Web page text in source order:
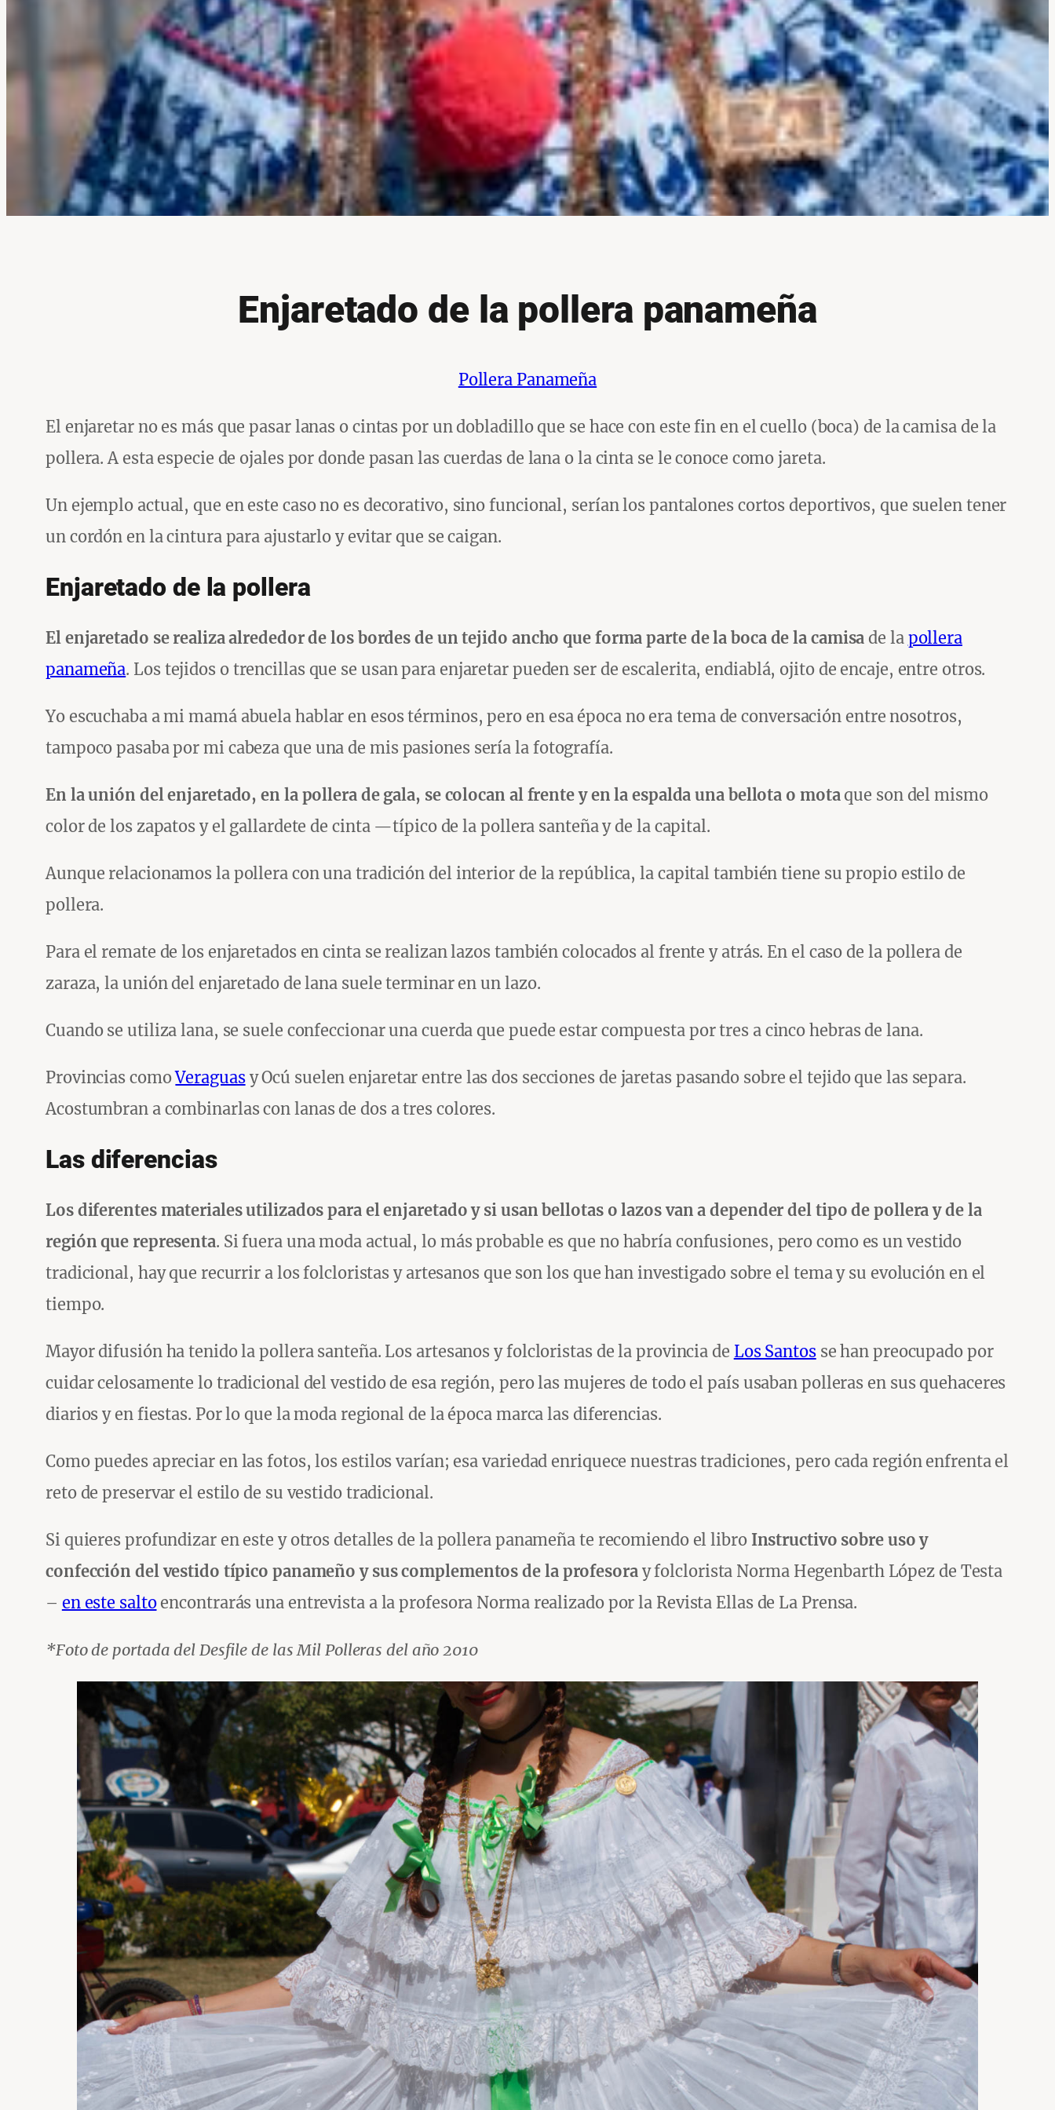
Enjaretado de la pollera panameña
Pollera Panameña
El enjaretar no es más que pasar lanas o cintas por un dobladillo que se hace con este fin en el cuello (boca) de la camisa de la
pollera. A esta especie de ojales por donde pasan las cuerdas de lana o la cinta se le conoce como jareta.
Un ejemplo actual, que en este caso no es decorativo, sino funcional, serían los pantalones cortos deportivos, que suelen tener
un cordón en la cintura para ajustarlo y evitar que se caigan.
Enjaretado de la pollera
El enjaretado se realiza alrededor de los bordes de un tejido ancho que forma parte de la boca de la camisa de la pollera
panameña. Los tejidos o trencillas que se usan para enjaretar pueden ser de escalerita, endiablá, ojito de encaje, entre otros.
Yo escuchaba a mi mamá abuela hablar en esos términos, pero en esa época no era tema de conversación entre nosotros,
tampoco pasaba por mi cabeza que una de mis pasiones sería la fotografía.
En la unión del enjaretado, en la pollera de gala, se colocan al frente y en la espalda una bellota o motaque son del mismo
color de los zapatos y el gallardete de cinta —típico de la pollera santeña y de la capital.
Aunque relacionamos la pollera con una tradición del interior de la república, la capital también tiene su propio estilo de
pollera.
Para el remate de los enjaretados en cinta se realizan lazos también colocados al frente y atrás. En el caso de la pollera de
zaraza, la unión del enjaretado de lana suele terminar en un lazo.
Cuando se utiliza lana, se suele confeccionar una cuerda que puede estar compuesta por tres a cinco hebras de lana.
Provincias comoVeraguasy Ocú suelen enjaretar entre las dos secciones de jaretas pasando sobre el tejido que las separa.
Acostumbran a combinarlas con lanas de dos a tres colores.
Las diferencias
Los diferentes materiales utilizados para el enjaretado y si usan bellotas o lazos van a depender del tipo de pollera y de la
región que representa. Si fuera una moda actual, lo más probable es que no habría confusiones, pero como es un vestido
tradicional, hay que recurrir a los folcloristas y artesanos que son los que han investigado sobre el tema y su evolución en el
tiempo.
Mayor difusión ha tenido la pollera santeña. Los artesanos y folcloristas de la provincia de Los Santosse han preocupado por
cuidar celosamente lo tradicional del vestido de esa región, pero las mujeres de todo el país usaban polleras en sus quehaceres
diarios y en fiestas. Por lo que la moda regional de la época marca las diferencias.
Como puedes apreciar en las fotos, los estilos varían; esa variedad enriquece nuestras tradiciones, pero cada región enfrenta el
reto de preservar el estilo de su vestido tradicional.
Si quieres profundizar en este y otros detalles de la pollera panameña te recomiendo el libro Instructivo sobre uso y
confección del vestido típico panameño y sus complementos de la profesoray folclorista Norma Hegenbarth López de Testa
– en este saltoencontrarás una entrevista a la profesora Norma realizado por la Revista Ellas de La Prensa.
*Foto de portada del Desfile de las Mil Polleras del año 2010